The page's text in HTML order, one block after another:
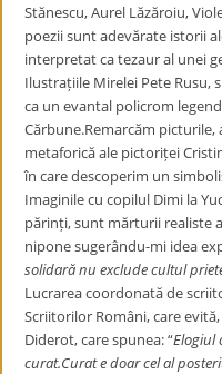
Stănescu, Aurel Lăzăroiu,
poezii sunt adevărate istorii
interpretat ca tezaur al unei
Ilustrațiile Mirelei Pete Rusu,
ca un evantal policrom
Cărbune.Remarcăm picturile,
metaforică ale pictoriței
în care descoperim un
Imaginile cu copilul Dimi la
părinți, sunt mărturii realiste
nipone sugerându-mi idea
solidară nu exclude cultul
Lucrarea coordonată de
Scriitorilor Români, care
Diderot, care spunea: “Elogiul
curat.Curat e doar cel al